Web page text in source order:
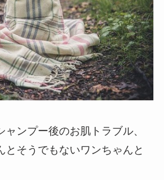
ャンプー後のお肌トラブル、
とそうでもないワンちゃんと